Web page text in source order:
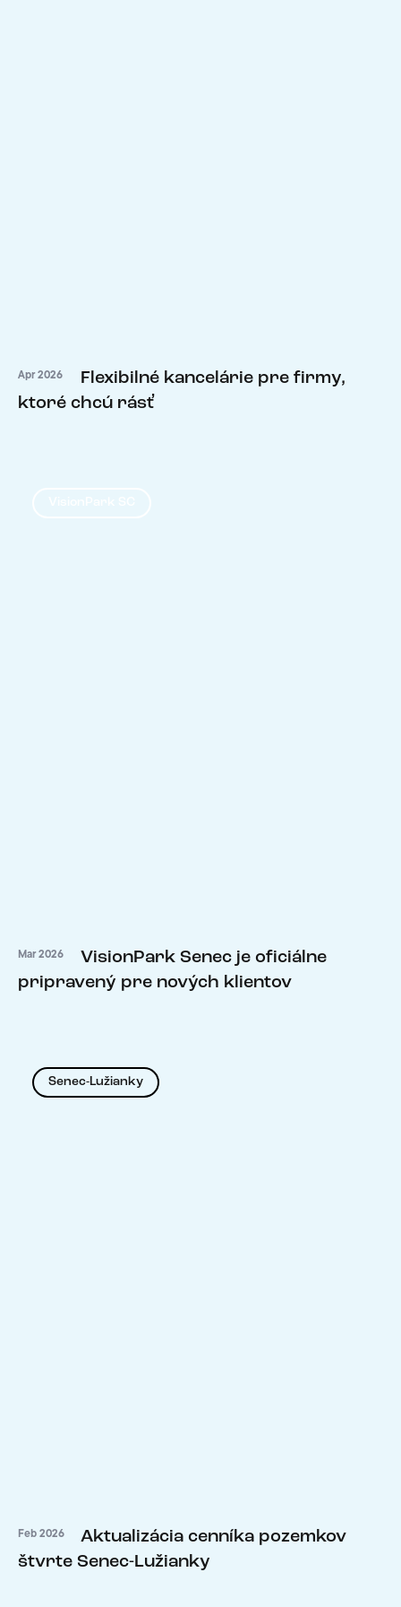
Apr 2026
Flexibilné kancelárie pre firmy,
ktoré chcú rásť
Mar 2026
VisionPark Senec je oficiálne
pripravený pre nových klientov
Senec-Lužianky
Feb 2026
Aktualizácia cenníka pozemkov
štvrte Senec-Lužianky